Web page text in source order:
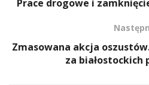
Prace drogowe i
Zmasowana akcja
za